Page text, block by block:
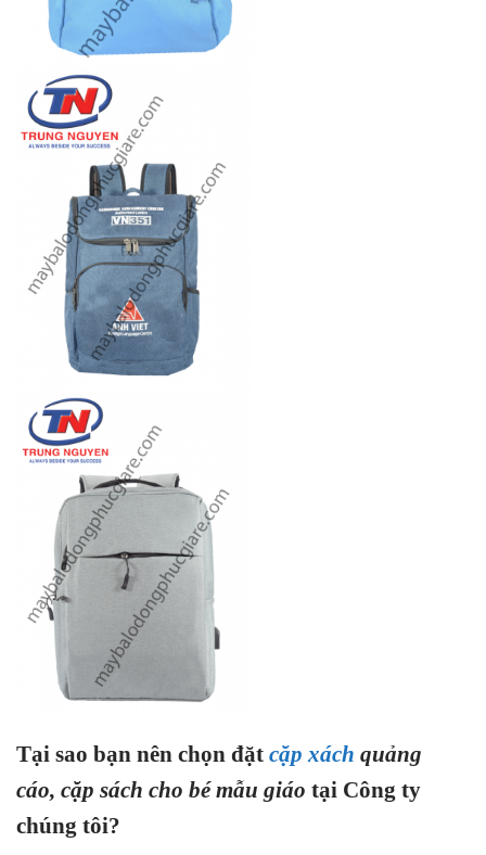
Tại sao bạn nên chọn đặt cặp xách quảng
cáo, cặp sách cho bé mẫu giáo tại Công ty
chúng tôi?